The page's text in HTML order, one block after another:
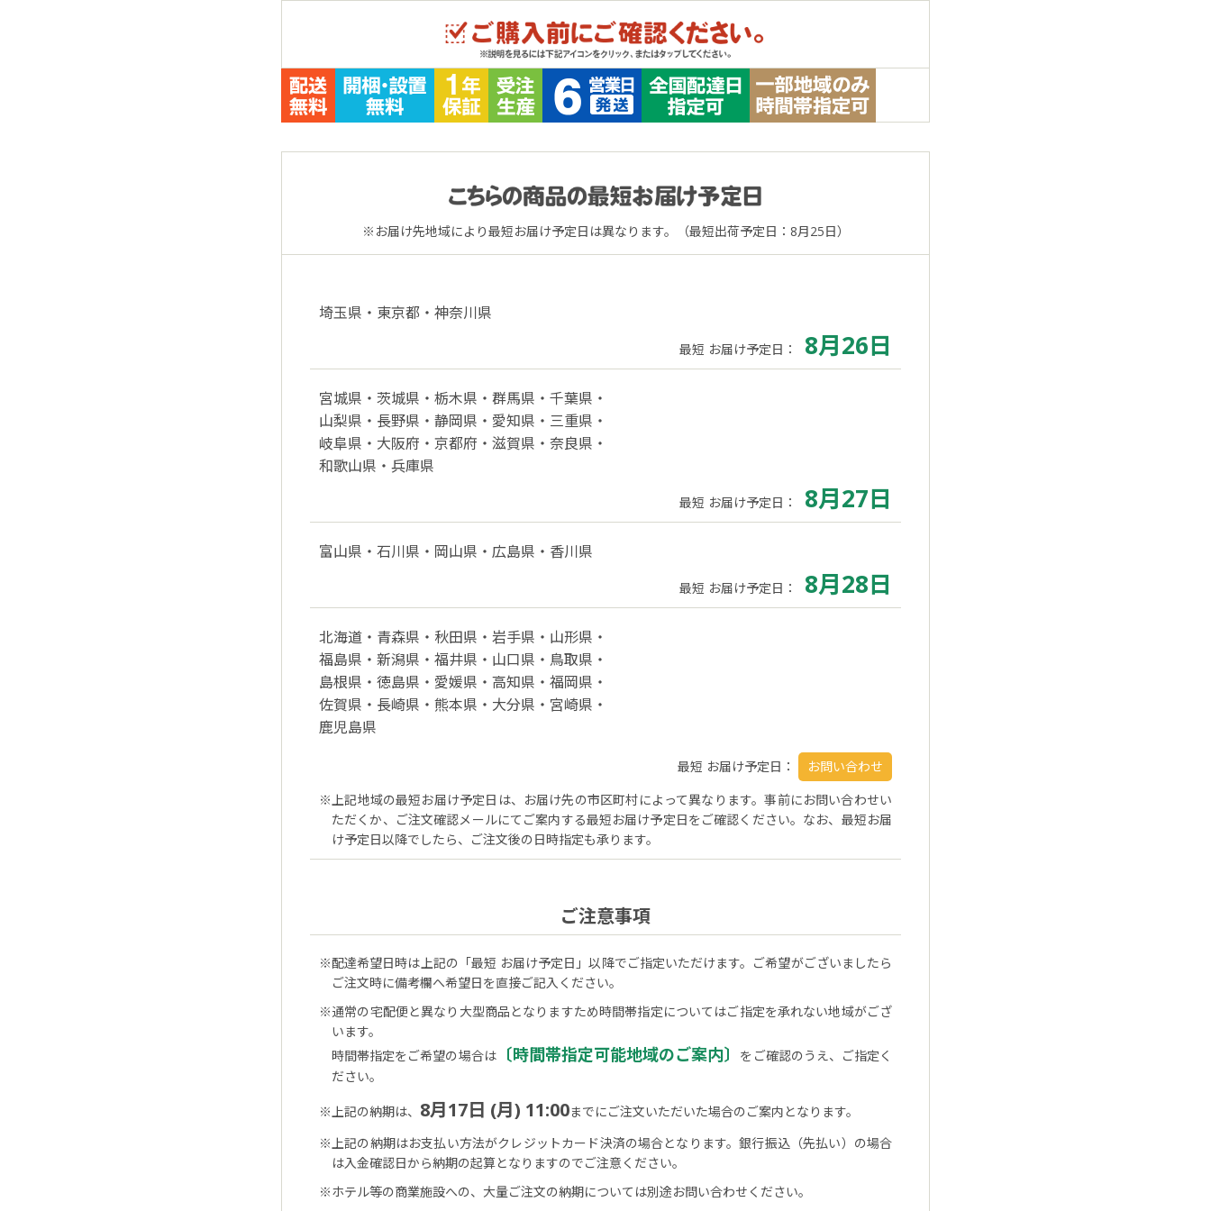
※お届け先地域により最短お届け予定日は異なります。 （最短出荷予定日： 8月25日）
埼玉県・ 東京都・ 神奈川県
最短 お届け予定日： 8月26日
宮城県・ 茨城県・ 栃木県・ 群馬県・ 千葉県・
山梨県・ 長野県・ 静岡県・ 愛知県・ 三重県・
岐阜県・ 大阪府・ 京都府・ 滋賀県・ 奈良県・
和歌山県・ 兵庫県
最短 お届け予定日： 8月27日
富山県・ 石川県・ 岡山県・ 広島県・ 香川県
最短 お届け予定日： 8月28日
北海道・ 青森県・ 秋田県・ 岩手県・ 山形県・
福島県・ 新潟県・ 福井県・ 山口県・ 鳥取県・
島根県・ 徳島県・ 愛媛県・ 高知県・ 福岡県・
佐賀県・ 長崎県・ 熊本県・ 大分県・ 宮崎県・
鹿児島県
最短 お届け予定日：
お問い合わせ
上記地域の最短お届け予定日は、お届け先の市区町村によって異なります。事前にお問い合わせい
ただくか、ご注文確認メールにてご案内する最短お届け予定日をご確認ください。なお、最短お届
け予定日以降でしたら、ご注文後の日時指定も承ります。
ご注意事項
配達希望日時は上記の「最短 お届け予定日」以降でご指定いただけます。ご希望がございましたら
ご注文時に備考欄へ希望日を直接ご記入ください。
通常の宅配便と異なり大型商品となりますため時間帯指定についてはご指定を承れない地域がござ
います。
時間帯指定をご希望の場合は〔時間帯指定可能地域のご案内〕
をご確認のうえ、ご指定く
ださい。
上記の納期は、 8月17日 (月) 11:00までにご注文いただいた場合のご案内となります。
上記の納期はお支払い方法がクレジットカード決済の場合となります。銀行振込（先払い）の場合
は入金確認日から納期の起算となりますのでご注意ください。
ホテル等の商業施設への、大量ご注文の納期については別途お問い合わせください。